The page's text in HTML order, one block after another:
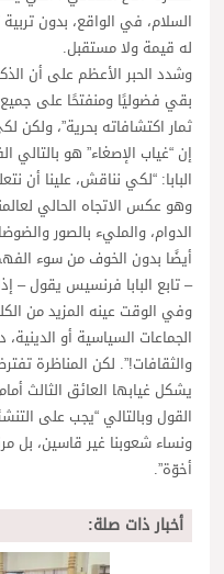
السلام، في الواقع، بدون
له قيمة ولا مستقبل.
وشدد الحبر الأعظم على أن
بقي فضوليًا ومنفتحًا على
ثمار اكتشافاته بحرية”،
إن “غياب الإصغاء” هو بالتالي
البابا: “لكي نناقش، علينا
وهو عكس الاتجاه الحالي
الدوام، والمليء بالصور
أيضًا بدون الخوف من سوء
– تابع البابا فرنسيس يقول –
وفي الوقت عينه المزيد من
الجماعات السياسية أو
والثقافات!”. لكن المناظرة
يشكل غيابها العائق الثالث
القول وبالتالي “يجب على
ونساء شعوبنا غير قاسين، بل
أخوّة”.
أخبار ذات صلة: